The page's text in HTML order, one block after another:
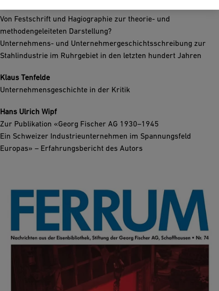
Von Festschrift und Hagiographie zur theorie- und
methodengeleiteten Darstellung?
Unternehmens- und Unternehmergeschichtsschreibung zur
Stahlindustrie im Ruhrgebiet in den letzten hundert Jahren
Klaus Tenfelde
Unternehmensgeschichte in der Kritik
Hans Ulrich Wipf
Zur Publikation «Georg Fischer AG 1930–1945
Ein Schweizer Industrieunternehmen im Spannungsfeld
Europas» – Erfahrungsbericht des Autors